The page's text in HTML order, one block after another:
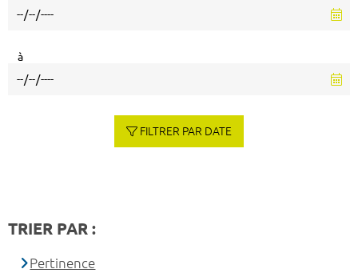
à
FILTRER PAR DATE
TRIER PAR :
Pertinence